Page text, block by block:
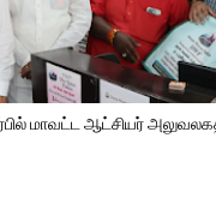
மாவட்ட ஆட்சியர்